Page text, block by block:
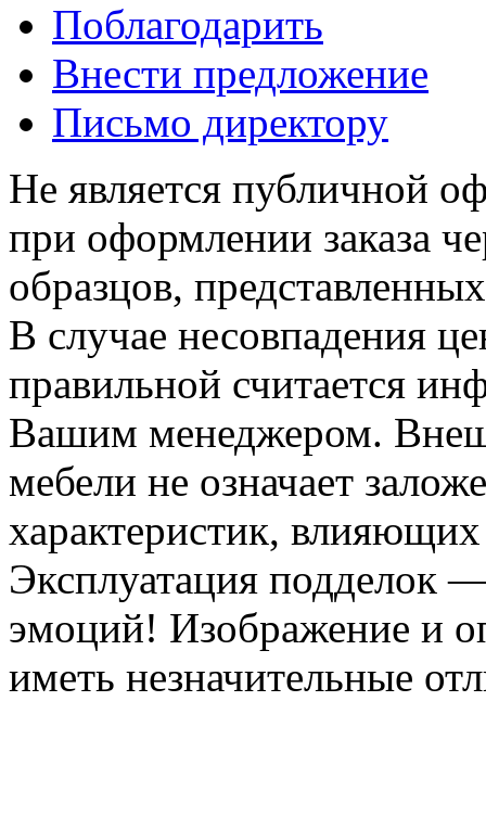
Поблагодарить
Внести предложение
Письмо директору
Не является публичной
при оформлении заказа
образцов,
В случае несовпадения
правильной считается
Вашим менеджером.
мебели не означает
характеристик, влияющих
Эксплуатация подделок
эмоций! Изображение и
иметь незначительные